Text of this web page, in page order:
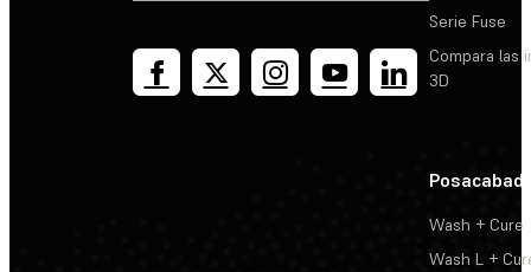
Serie Fuse
Compara las
3D
Wash + Cure
Wash L +